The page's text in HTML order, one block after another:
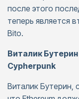
после этого
теперь является
Bito.
Виталик
Cypherpunk
Виталик Бутерин,